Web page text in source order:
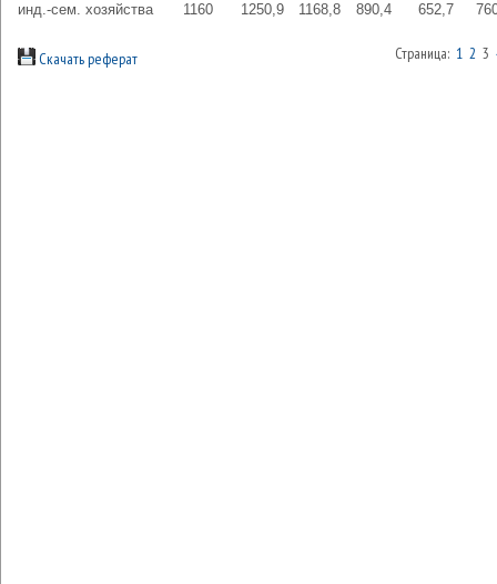
инд.-сем. хозяйства
1160 1250,9 1168,8 890,4 652,7
Скачать реферат Страница: 1 2 3